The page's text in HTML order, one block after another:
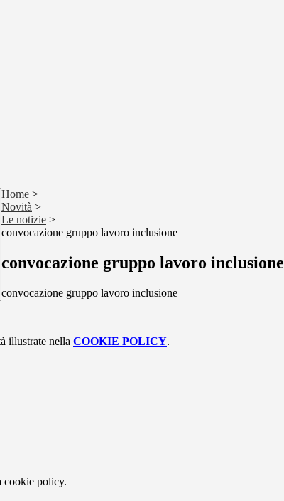
Home >
Novità >
Le notizie >
convocazione gruppo lavoro inclusione
convocazione gruppo lavoro inclusione
convocazione gruppo lavoro inclusione
illustrate nella COOKIE POLICY.
cookie policy.